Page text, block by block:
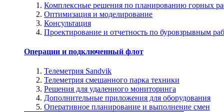
Комплексные решения по планированию горных
Оптимизация и моделирование
Консультация
Проектирование и отчетность по буровзрывным
Операции и подключенный флот
Телеметрия Sandvik
Телеметрия смешанного парка техники
Решения для удаленного мониторинга
Дополнительные приложения для оборудования
Оперативное планирование и выполнение смен